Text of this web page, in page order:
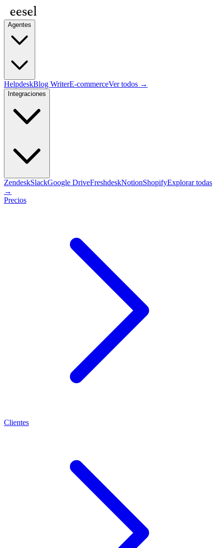
Agentes
HelpdeskBlog WriterE-commerceVer todos →
Integraciones
ZendeskSlackGoogle DriveFreshdeskNotionShopifyExplorar todas
→
Precios
Clientes